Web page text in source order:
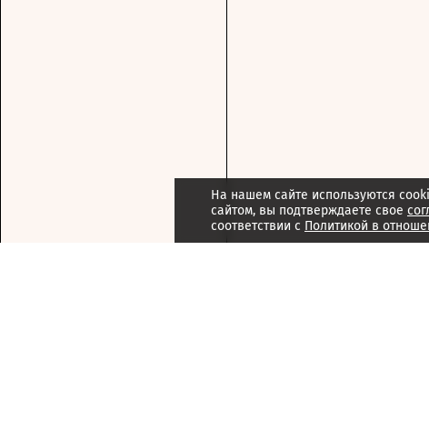
На нашем сайте используются
сайтом, вы подтверждаете свое
соответствии с Политикой в